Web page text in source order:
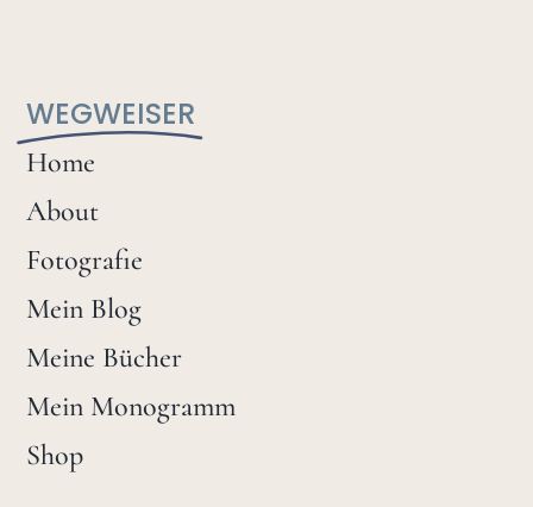
WEGWEISER
Home
About
Fotografie
Mein Blog
Meine Bücher
Mein Monogramm
Shop